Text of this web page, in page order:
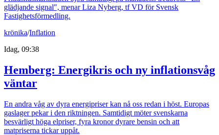
glädjande signal", menar Liza Nyberg, tf VD för Svensk
Fastighetsförmedling.
krönika/Inflation
Idag, 09:38
Hemberg: Energikris och ny inflationsvåg
väntar
En andra våg av dyra energipriser kan nå oss redan i höst. Europas
gaslager pekar i den riktningen. Samtidigt möter svenskarna
besvärligt höga elpriser, fyra kronor dyrare bensin och att
matpriserna tickar uppåt.